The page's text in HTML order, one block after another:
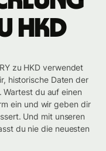
HKD
zu HKD verwendet
historische Daten der
du auf einen
ein und wir geben dir
Und mit unseren
du nie die neuesten